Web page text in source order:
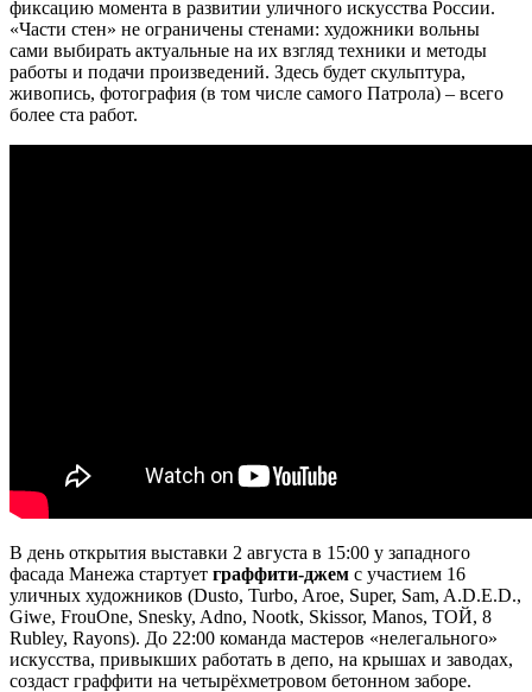
фиксацию момента в развитии уличного искусства России.
«Части стен» не ограничены стенами: художники вольны
сами выбирать актуальные на их взгляд техники и методы
работы и подачи произведений. Здесь будет скульптура,
живопись, фотография (в том числе самого Патрола) – всего
более ста работ.
В день открытия выставки 2 августа в 15:00 у западного
фасада Манежа стартует граффити-джем с участием 16
уличных художников (Dusto, Turbo, Aroe, Super, Sam, A.D.E.D.,
Giwe, FrouOne, Snesky, Adno, Nootk, Skissor, Manos, ТОЙ, 8
Rubley, Rayons). До 22:00 команда мастеров «нелегального»
искусства, привыкших работать в депо, на крышах и заводах,
создаст граффити на четырёхметровом бетонном заборе.